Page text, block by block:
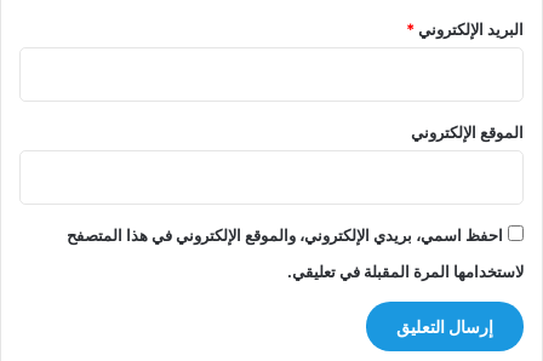
البريد الإلكتروني*
الموقع الإلكتروني
احفظ اسمي، بريدي الإلكتروني، والموقع الإلكتروني في هذا المتصفح
لاستخدامها المرة المقبلة في تعليقي.